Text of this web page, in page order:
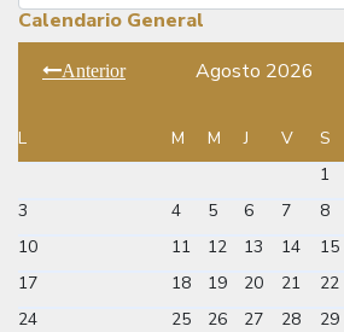
Calendario General
Anterior Agosto 2026
L M M J V S
1
3
4 5 6 7 8
10
11 12 13 14 15
17
18 19 20 21 22
24
25 26 27 28 29